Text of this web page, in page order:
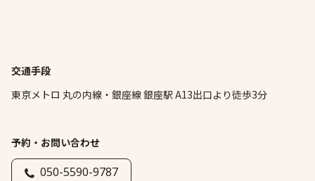
交通手段
東京メトロ 丸の内線・銀座線 銀座駅 A13出口より徒歩3分
予約・お問い合わせ
050-5590-9787